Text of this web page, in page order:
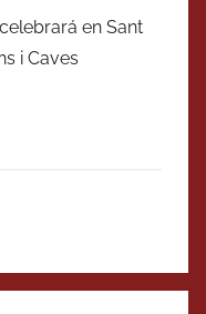
en Sant
i Caves